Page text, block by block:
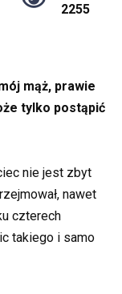
2255
mąż, prawie
tylko postąpić
nie jest zbyt
nawet
czterech
takiego i samo